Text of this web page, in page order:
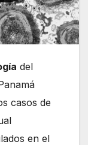
del
casos de
en el